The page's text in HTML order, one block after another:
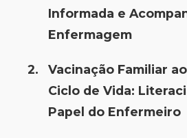
Informada e
Enfermagem
Vacinação Familiar
Ciclo de Vida:
Papel do Enfermeiro